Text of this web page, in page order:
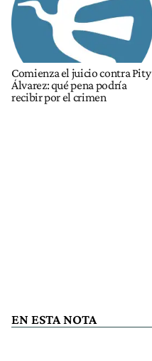
Comienza el juicio contra Pity
Álvarez: qué pena podría
recibir por el crimen
EN ESTA NOTA